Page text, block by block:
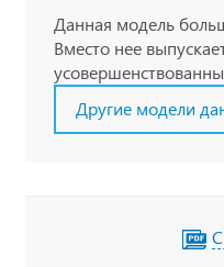
Данная модель
Вместо нее
Другие модели